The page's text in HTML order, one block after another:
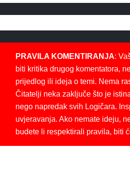
PRAVILA KOMENTIRANJA:
biti kritika drugog komentatora,
prijedlog ili ideja o temi. Nema
Čitatelji neka zaključe što je
nego napredak svih Logičara.
uvjeravanja. Ako nemate ideju,
budete li respektirali pravila, biti